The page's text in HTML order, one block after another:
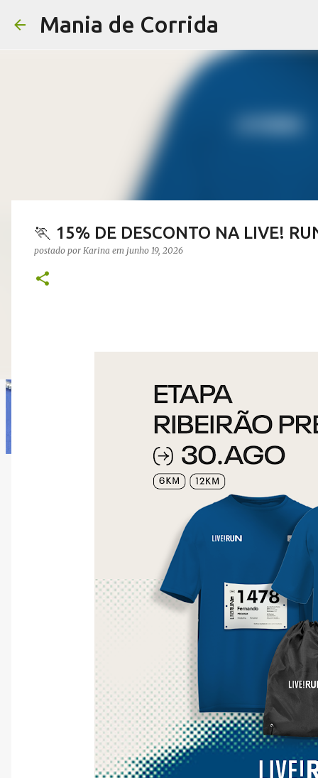
Mania de Corrida
🏃 15% DE DESCONTO NA LIVE!
postado por Karina em junho 19, 2026